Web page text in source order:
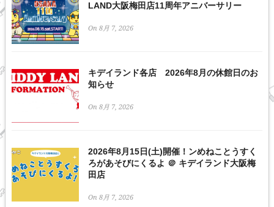
LAND大阪梅田店11周年アニバーサリー
On 8月 7, 2026
キデイランド各店 2026年8月の休館日のお
知らせ
On 8月 7, 2026
2026年8月15日(土)開催！ンめねことうすく
ろがあそびにくるよ ＠ キデイランド大阪梅
田店
On 8月 7, 2026